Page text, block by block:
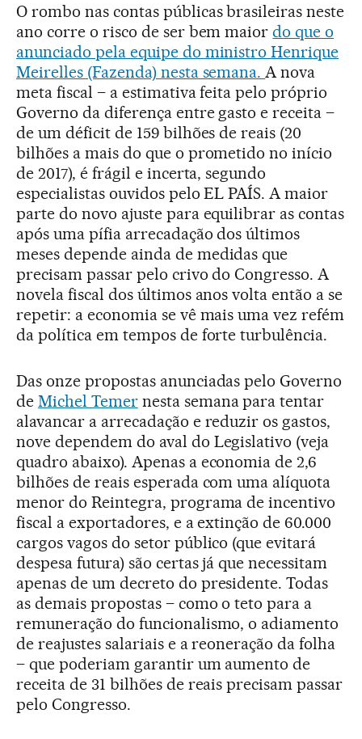
O rombo nas contas públicas brasileiras neste
ano corre o risco de ser bem maiordo que o
anunciado pela equipe do ministro Henrique
Meirelles (Fazenda) nesta semana. A nova
meta fiscal – a estimativa feita pelo próprio
Governo da diferença entre gasto e receita –
de um déficit de 159 bilhões de reais (20
bilhões a mais do que o prometido no início
de 2017), é frágil e incerta, segundo
especialistas ouvidos pelo EL PAÍS. A maior
parte do novo ajuste para equilibrar as contas
após uma pífia arrecadação dos últimos
meses depende ainda de medidas que
precisam passar pelo crivo do Congresso. A
novela fiscal dos últimos anos volta então a se
repetir: a economia se vê mais uma vez refém
da política em tempos de forte turbulência.
Das onze propostas anunciadas pelo Governo
de Michel Temernesta semana para tentar
alavancar a arrecadação e reduzir os gastos,
nove dependem do aval do Legislativo (veja
quadro abaixo). Apenas a economia de 2,6
bilhões de reais esperada com uma alíquota
menor do Reintegra, programa de incentivo
fiscal a exportadores, e a extinção de 60.000
cargos vagos do setor público (que evitará
despesa futura) são certas já que necessitam
apenas de um decreto do presidente. Todas
as demais propostas – como o teto para a
remuneração do funcionalismo, o adiamento
de reajustes salariais e a reoneração da folha
– que poderiam garantir um aumento de
receita de 31 bilhões de reais precisam passar
pelo Congresso.